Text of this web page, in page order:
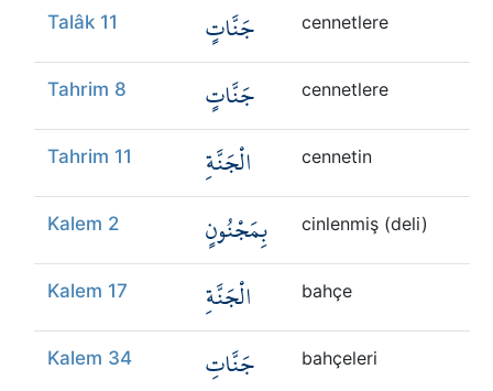
Talâk 11 جَنَّاتٍ cennetlere
Tahrim 8 جَنَّاتٍ cennetlere
Tahrim 11 الْجَنَّةِ cennetin
Kalem 2 بِمَجْنُونٍ cinlenmiş (deli)
Kalem 17 الْجَنَّةِ bahçe
Kalem 34 جَنَّاتِ bahçeleri